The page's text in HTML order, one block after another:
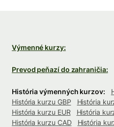
Výmenné kurzy:
Prevod peňazí do zahraničia:
História výmenných kurzov:
História kurzu GBP
História
História kurzu EUR
História
História kurzu CAD
História